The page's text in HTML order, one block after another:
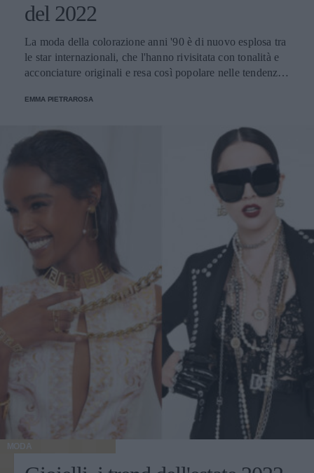
del 2022
La moda della colorazione anni '90 è di nuovo esplosa tra
le star internazionali, che l'hanno rivisitata con tonalità e
acconciature originali e resa così popolare nelle tendenze
EMMA PIETRAROSA
MODA